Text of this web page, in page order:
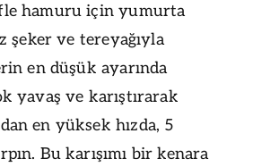
hamuru için yumurta
şeker ve tereyağıyla
en düşük ayarında
yavaş ve karıştırarak
en yüksek hızda, 5
Bu karışımı bir kenara